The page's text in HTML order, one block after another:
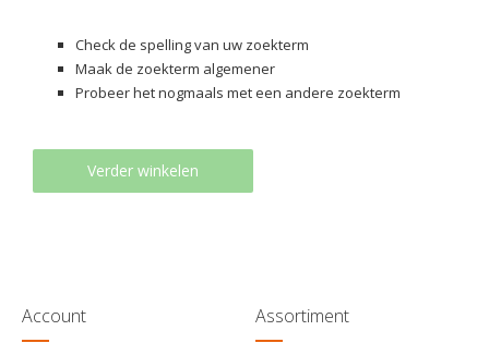
Check de spelling van uw zoekterm
Maak de zoekterm algemener
Probeer het nogmaals met een andere zoekterm
Verder winkelen
Account Assortiment